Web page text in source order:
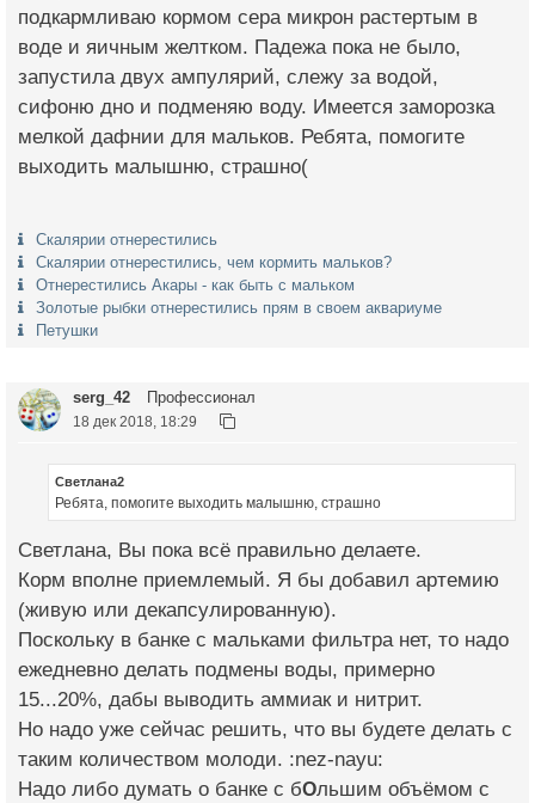
подкармливаю кормом сера микрон растертым в
воде и яичным желтком. Падежа пока не было,
запустила двух ампулярий, слежу за водой,
сифоню дно и подменяю воду. Имеется заморозка
мелкой дафнии для мальков. Ребята, помогите
выходить малышню, страшно(
Скалярии отнерестились
Скалярии отнерестились, чем кормить мальков?
Отнерестились Акары - как быть с мальком
Золотые рыбки отнерестились прям в своем аквариуме
Петушки
serg_42 Профессионал
18 дек 2018, 18:29
Светлана2
Ребята, помогите выходить малышню, страшно
Светлана, Вы пока всё правильно делаете.
Корм вполне приемлемый. Я бы добавил артемию
(живую или декапсулированную).
Поскольку в банке с мальками фильтра нет, то надо
ежедневно делать подмены воды, примерно
15...20%, дабы выводить аммиак и нитрит.
Но надо уже сейчас решить, что вы будете делать с
таким количеством молоди. :nez-nayu:
Надо либо думать о банке с бОльшим объёмом с